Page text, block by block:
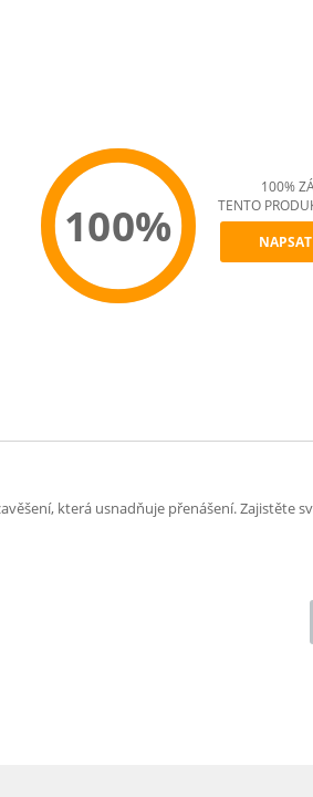
100%
100%
TENTO
která usnadňuje přenášení. Zajistěte